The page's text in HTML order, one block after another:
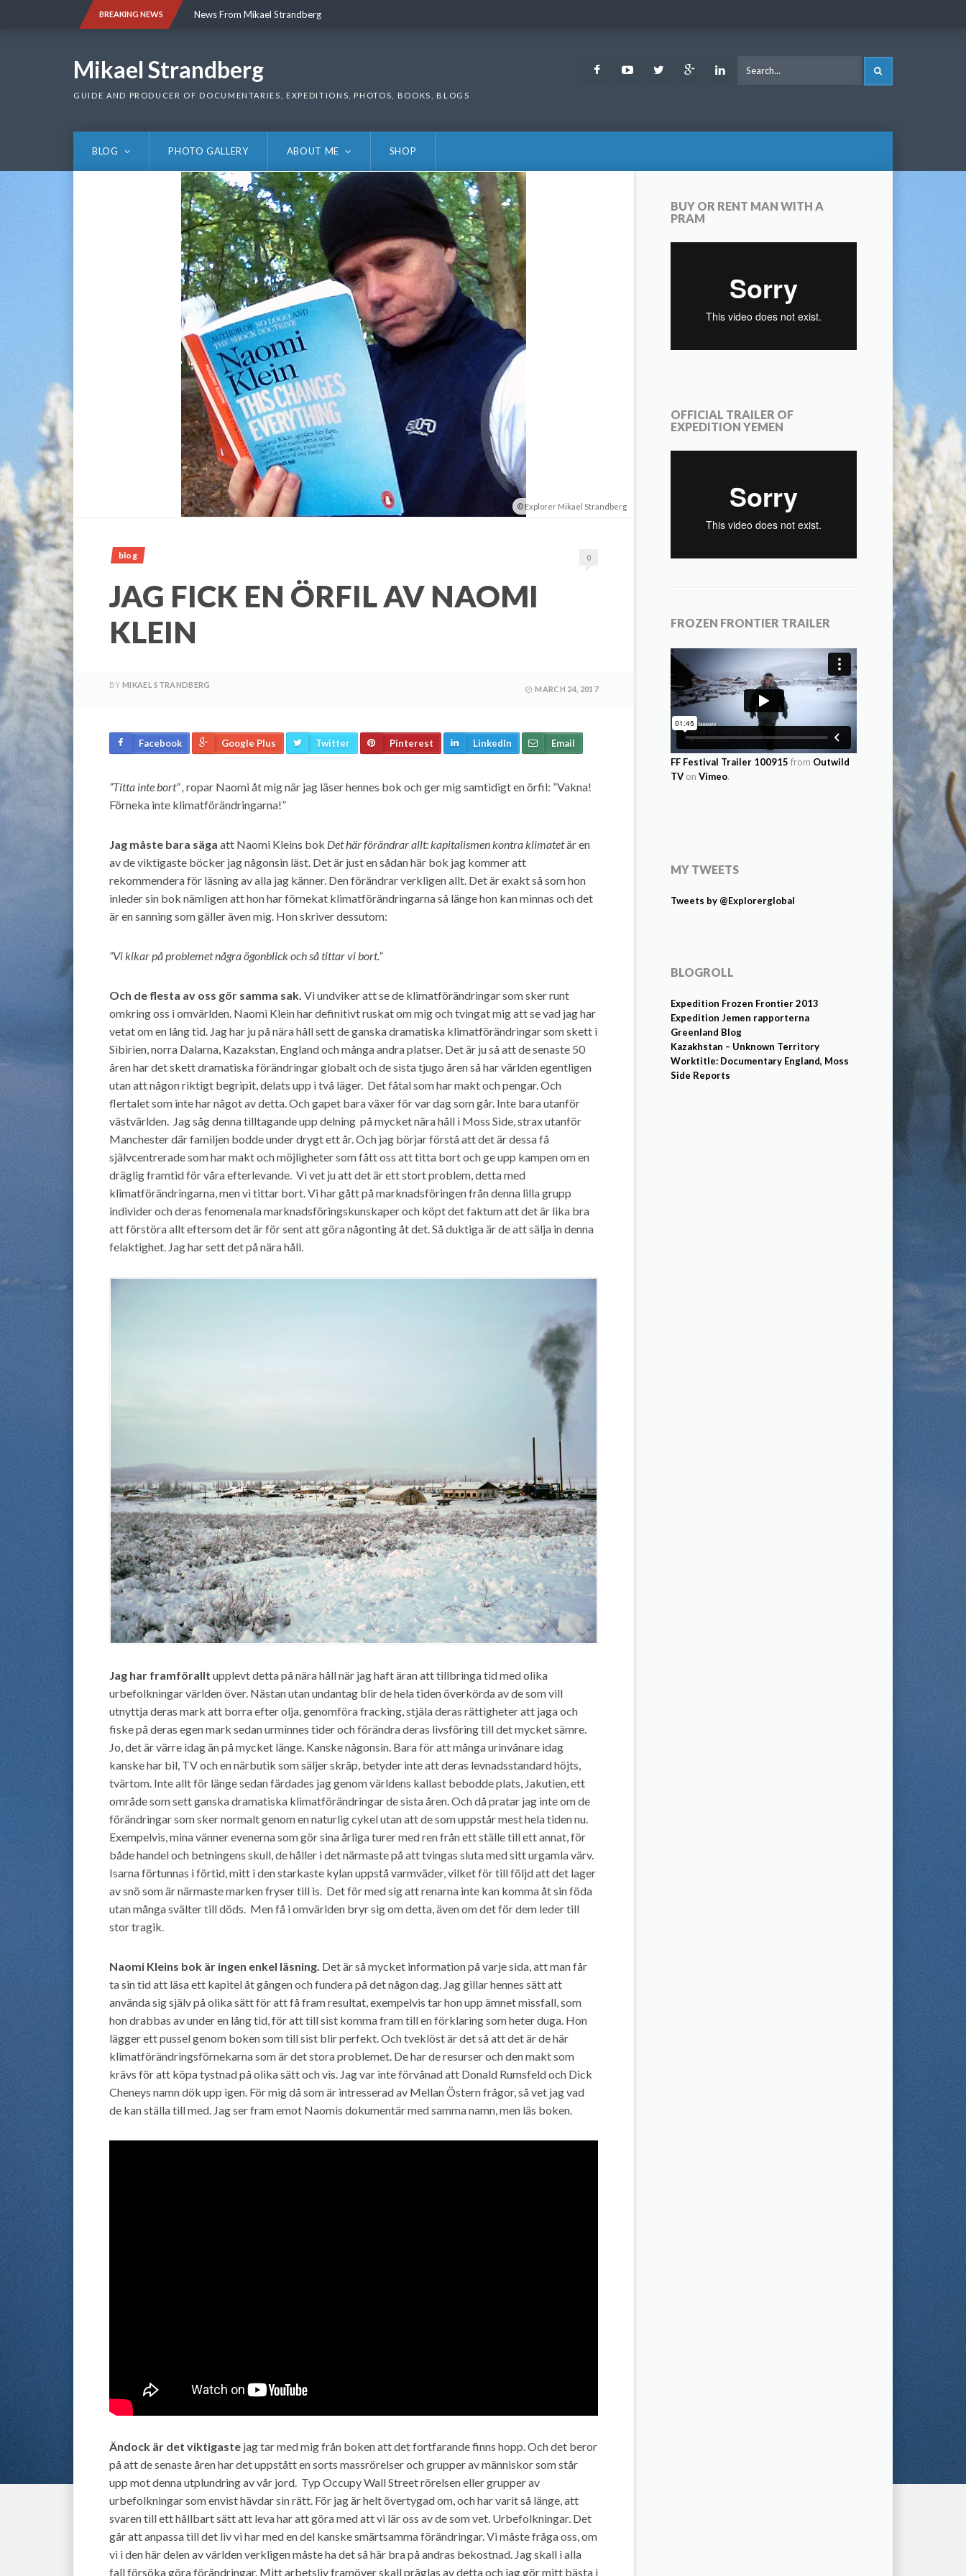
BREAKING NEWS News From Mikael Strandberg
Mikael Strandberg
GUIDE AND PRODUCER OF DOCUMENTARIES, EXPEDITIONS, PHOTOS, BOOKS, BLOGS
FacebookYoutubeTwitter Google LinkedIn
BLOG PHOTO GALLERY ABOUT ME SHOP
Explorer Mikael Strandberg
blog 0
JAG FICK EN ÖRFIL AV NAOMI
KLEIN
BY MIKAEL STRANDBERG MARCH 24, 2017
Facebook Google Plus Twitter Pinterest LinkedIn Email
”Titta inte bort” , ropar Naomi åt mig när jag läser hennes bok och ger mig samtidigt en örfil: ”Vakna!
Förneka inte klimatförändringarna!”
Jag måste bara säga att Naomi Kleins bok Det här förändrar allt: kapitalismen kontra klimatetär en
av de viktigaste böcker jag någonsin läst. Det är just en sådan här bok jag kommer att
rekommendera för läsning av alla jag känner. Den förändrar verkligen allt. Det är exakt så som hon
inleder sin bok nämligen att hon har förnekat klimatförändringarna så länge hon kan minnas och det
är en sanning som gäller även mig. Hon skriver dessutom:
”Vi kikar på problemet några ögonblick och så tittar vi bort.”
Och de flesta av oss gör samma sak. Vi undviker att se de klimatförändringar som sker runt
omkring oss i omvärlden. Naomi Klein har definitivt ruskat om mig och tvingat mig att se vad jag har
vetat om en lång tid. Jag har ju på nära håll sett de ganska dramatiska klimatförändringar som skett i
Sibirien, norra Dalarna, Kazakstan, England och många andra platser. Det är ju så att de senaste 50
åren har det skett dramatiska förändringar globalt och de sista tjugo åren så har världen egentligen
utan att någon riktigt begripit, delats upp i två läger. Det fåtal som har makt och pengar. Och
flertalet som inte har något av detta. Och gapet bara växer för var dag som går. Inte bara utanför
västvärlden. Jag såg denna tilltagande upp delning på mycket nära håll i Moss Side, strax utanför
Manchester där familjen bodde under drygt ett år. Och jag börjar förstå att det är dessa få
självcentrerade som har makt och möjligheter som fått oss att titta bort och ge upp kampen om en
dräglig framtid för våra efterlevande. Vi vet ju att det är ett stort problem, detta med
klimatförändringarna, men vi tittar bort. Vi har gått på marknadsföringen från denna lilla grupp
individer och deras fenomenala marknadsföringskunskaper och köpt det faktum att det är lika bra
att förstöra allt eftersom det är för sent att göra någonting åt det. Så duktiga är de att sälja in denna
felaktighet. Jag har sett det på nära håll.
Jag har framförallt upplevt detta på nära håll när jag haft äran att tillbringa tid med olika
urbefolkningar världen över. Nästan utan undantag blir de hela tiden överkörda av de som vill
utnyttja deras mark att borra efter olja, genomföra fracking, stjäla deras rättigheter att jaga och
fiske på deras egen mark sedan urminnes tider och förändra deras livsföring till det mycket sämre.
Jo, det är värre idag än på mycket länge. Kanske någonsin. Bara för att många urinvånare idag
kanske har bil, TV och en närbutik som säljer skräp, betyder inte att deras levnadsstandard höjts,
tvärtom. Inte allt för länge sedan färdades jag genom världens kallast bebodde plats, Jakutien, ett
område som sett ganska dramatiska klimatförändringar de sista åren. Och då pratar jag inte om de
förändringar som sker normalt genom en naturlig cykel utan att de som uppstår mest hela tiden nu.
Exempelvis, mina vänner evenerna som gör sina årliga turer med ren från ett ställe till ett annat, för
både handel och betningens skull, de håller i det närmaste på att tvingas sluta med sitt urgamla värv.
Isarna förtunnas i förtid, mitt i den starkaste kylan uppstå varmväder, vilket för till följd att det lager
av snö som är närmaste marken fryser till is. Det för med sig att renarna inte kan komma åt sin föda
utan många svälter till döds. Men få i omvärlden bryr sig om detta, även om det för dem leder till
stor tragik.
Naomi Kleins bok är ingen enkel läsning. Det är så mycket information på varje sida, att man får
ta sin tid att läsa ett kapitel åt gången och fundera på det någon dag. Jag gillar hennes sätt att
använda sig själv på olika sätt för att få fram resultat, exempelvis tar hon upp ämnet missfall, som
hon drabbas av under en lång tid, för att till sist komma fram till en förklaring som heter duga. Hon
lägger ett pussel genom boken som till sist blir perfekt. Och tveklöst är det så att det är de här
klimatförändringsförnekarna som är det stora problemet. De har de resurser och den makt som
krävs för att köpa tystnad på olika sätt och vis. Jag var inte förvånad att Donald Rumsfeld och Dick
Cheneys namn dök upp igen. För mig då som är intresserad av Mellan Östern frågor, så vet jag vad
de kan ställa till med. Jag ser fram emot Naomis dokumentär med samma namn, men läs boken.
Ändock är det viktigaste jag tar med mig från boken att det fortfarande finns hopp. Och det beror
på att de senaste åren har det uppstått en sorts massrörelser och grupper av människor som står
upp mot denna utplundring av vår jord. Typ Occupy Wall Street rörelsen eller grupper av
urbefolkningar som envist hävdar sin rätt. För jag är helt övertygad om, och har varit så länge, att
svaren till ett hållbart sätt att leva har att göra med att vi lär oss av de som vet. Urbefolkningar. Det
går att anpassa till det liv vi har med en del kanske smärtsamma förändringar. Vi måste fråga oss, om
vi i den här delen av världen verkligen måste ha det så här bra på andras bekostnad. Jag skall i alla
fall försöka göra förändringar. Mitt arbetsliv framöver skall präglas av detta och jag gör mitt bästa i
BUY OR RENT MAN WITH A
PRAM
OFFICIAL TRAILER OF
EXPEDITION YEMEN
FROZEN FRONTIER TRAILER
FF Festival Trailer 100915 from Outwild
TV on Vimeo.
MY TWEETS
Tweets by @Explorerglobal
BLOGROLL
Expedition Frozen Frontier 2013
Expedition Jemen rapporterna
Greenland Blog
Kazakhstan – Unknown Territory
Worktitle: Documentary England, Moss
Side Reports